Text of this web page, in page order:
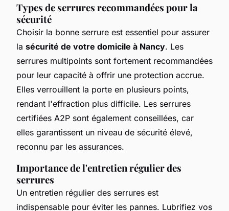
Types de serrures recommandées pour la
sécurité
Choisir la bonne serrure est essentiel pour assurer
la sécurité de votre domicile à Nancy. Les
serrures multipoints sont fortement recommandées
pour leur capacité à offrir une protection accrue.
Elles verrouillent la porte en plusieurs points,
rendant l'effraction plus difficile. Les serrures
certifiées A2P sont également conseillées, car
elles garantissent un niveau de sécurité élevé,
reconnu par les assurances.
Importance de l'entretien régulier des
serrures
Un entretien régulier des serrures est
indispensable pour éviter les pannes. Lubrifiez vos